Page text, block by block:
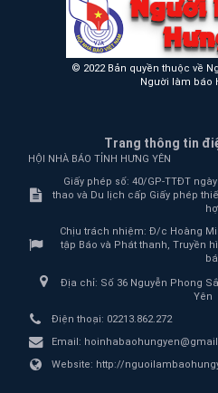
© 2022 Bản quyền thuộc về
Người làm báo
Trang thông tin
HỘI NHÀ BÁO TỈNH HƯNG YÊN
Giấy phép số: 40/GP-TTĐT
thao và Du lịch cấp Giấy phép
Chịu trách nhiệm: Đ/c Hoàng
tập Báo và Phát thanh, Truyền
Địa chỉ: Số 36 Nguyễn Phong
Yên
Điện thoại: 02213.862.272
Email:
Website: http://